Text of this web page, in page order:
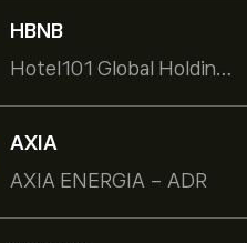
HBNB
Hotel101 Global Holdings Corp
AXIA
AXIA ENERGIA - ADR